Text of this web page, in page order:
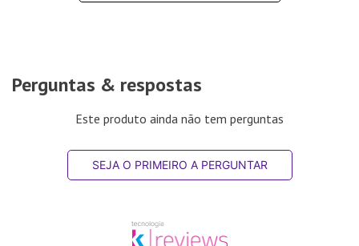
Perguntas & respostas
Este produto ainda não tem perguntas
SEJA O PRIMEIRO A PERGUNTAR